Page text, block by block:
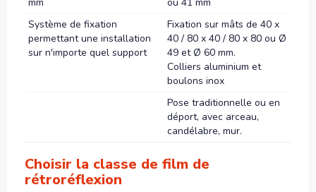
Système de fixation
permettant une installation
sur n'importe quel support
Fixation sur mâts de 40 x
40 / 80 x 40 / 80 x 80 ou Ø
49 et Ø 60 mm.
Colliers aluminium et
boulons inox
Pose traditionnelle ou en
déport, avec arceau,
candélabre, mur.
Choisir la classe de film de
rétroréflexion